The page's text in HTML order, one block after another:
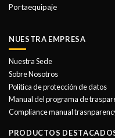
Portaequipaje
NUESTRA EMPRESA
Nuestra Sede
Sobre Nosotros
Politica de protección de datos
Manual del programa de
Compliance manual
PRODUCTOS